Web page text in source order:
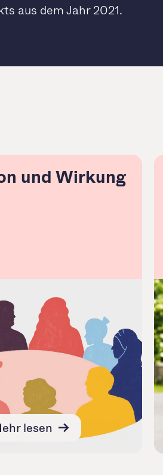
aus dem Jahr 2021.
und Wirkung
lesen